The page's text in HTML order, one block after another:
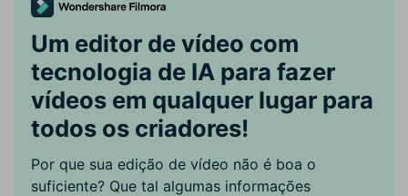
Um editor de vídeo com
tecnologia de IA para fazer
vídeos em qualquer lugar para
todos os criadores!
Por que sua edição de vídeo não é boa o
suficiente? Que tal algumas informações